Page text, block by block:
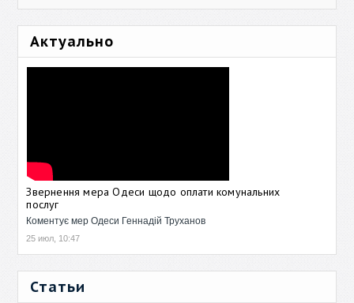
Актуально
Звернення мера Одеси щодо оплати комунальних
послуг
Коментує мер Одеси Геннадій Труханов
25 июл, 10:47
Статьи